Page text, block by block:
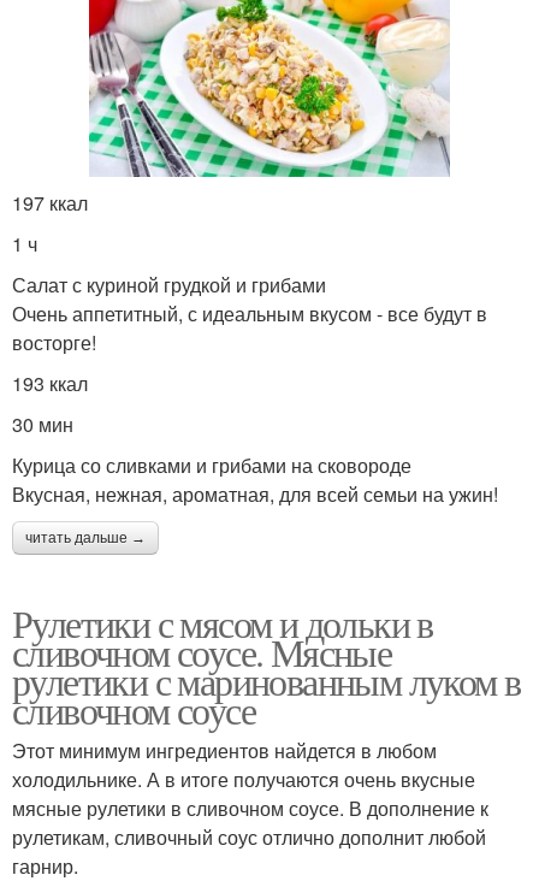
197 ккал
1 ч
Салат с куриной грудкой и грибами
Очень аппетитный, с идеальным вкусом - все будут в
восторге!
193 ккал
30 мин
Курица со сливками и грибами на сковороде
Вкусная, нежная, ароматная, для всей семьи на ужин!
читать дальше →
Рулетики с мясом и дольки в
сливочном соусе. Мясные
рулетики с маринованным луком в
сливочном соусе
Этот минимум ингредиентов найдется в любом
холодильнике. А в итоге получаются очень вкусные
мясные рулетики в сливочном соусе. В дополнение к
рулетикам, сливочный соус отлично дополнит любой
гарнир.